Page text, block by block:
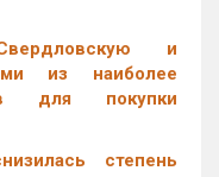
и
из наиболее
для покупки
степень